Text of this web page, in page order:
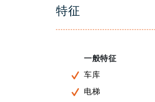
特征
一般特征
车库
电梯